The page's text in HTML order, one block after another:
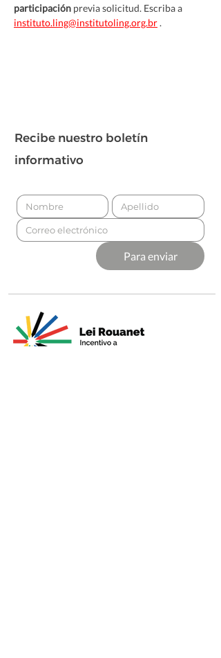
participación previa solicitud. Escriba a
instituto.ling@institutoling.org.br .
Recibe nuestro boletín
informativo
Para enviar